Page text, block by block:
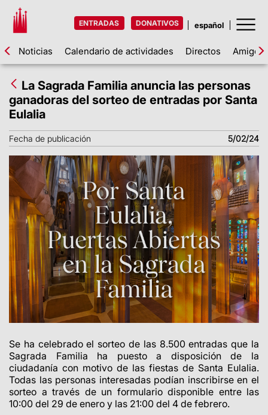
ENTRADAS DONATIVOS
Noticias Calendario de actividades Directos Amigos
La Sagrada Familia anuncia las personas
ganadoras del sorteo de entradas por Santa
Eulalia
Fecha de publicación 5/02/24
Se ha celebrado el sorteo de las 8.500 entradas que la
Sagrada Familia ha puesto a disposición de la
ciudadanía con motivo de las fiestas de Santa Eulalia.
Todas las personas interesadas podían inscribirse en el
sorteo a través de un formulario disponible entre las
10:00 del 29 de enero y las 21:00 del 4 de febrero.